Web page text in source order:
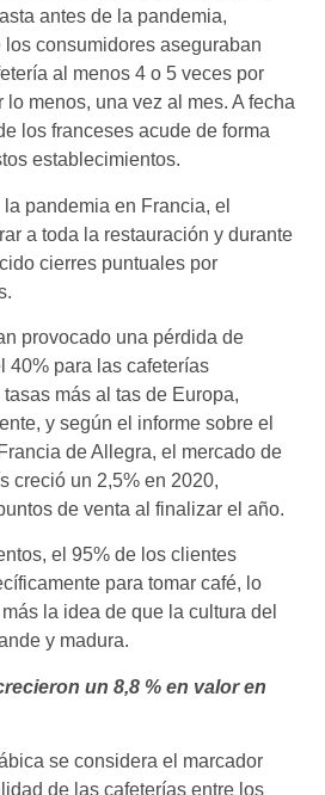
antes de la pandemia,
consumidores aseguraban
al menos 4 o 5 veces por
menos, una vez al mes. A fecha
los franceses acude de forma
establecimientos.
pandemia en Francia, el
a toda la restauración y durante
cierres puntuales por
provocado una pérdida de
40% para las cafeterías
más al tas de Europa,
y según el informe sobre el
de Allegra, el mercado de
creció un 2,5% en 2020,
de venta al finalizar el año.
el 95% de los clientes
para tomar café, lo
la idea de que la cultura del
y madura.
un 8,8 % en valor en
se considera el marcador
de las cafeterías entre los